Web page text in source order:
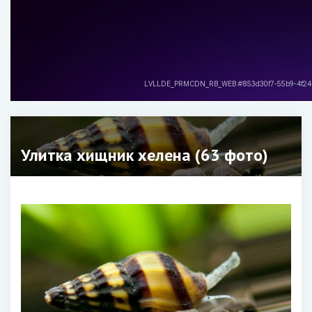
Улитка хищник хелена (63 фото)